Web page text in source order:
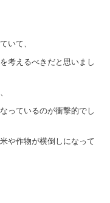
いて、
考えるべきだと思いまし
っているのが衝撃的でし
や作物が横倒しになって